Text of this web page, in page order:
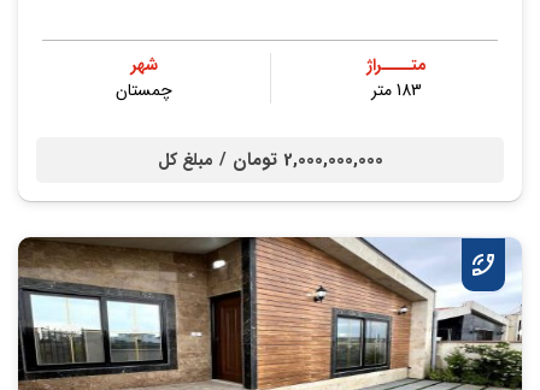
متــــراژ
183 متر
شهر
چمستان
2,000,000,000 تومان / مبلغ کل